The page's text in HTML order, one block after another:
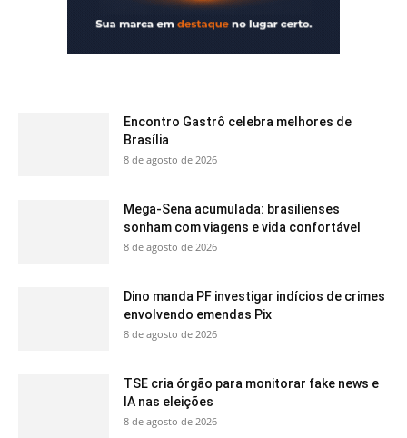
Encontro Gastrô celebra melhores de
Brasília
8 de agosto de 2026
Mega-Sena acumulada: brasilienses
sonham com viagens e vida confortável
8 de agosto de 2026
Dino manda PF investigar indícios de crimes
envolvendo emendas Pix
8 de agosto de 2026
TSE cria órgão para monitorar fake news e
IA nas eleições
8 de agosto de 2026